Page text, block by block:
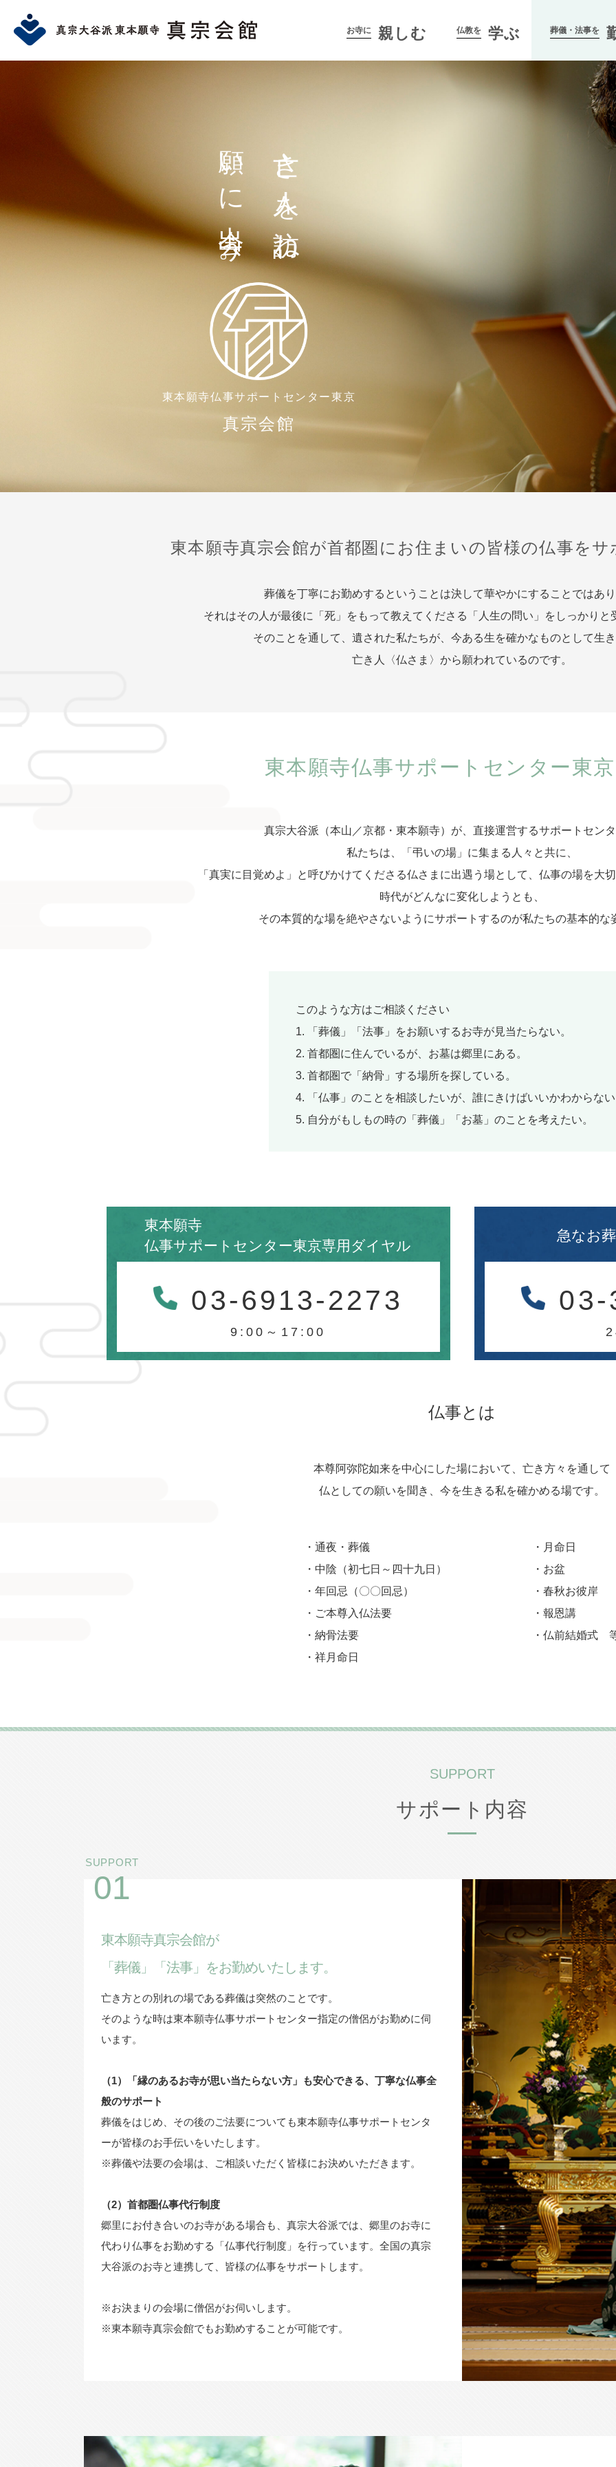
お寺に 親しむ 仏教を 学ぶ 葬儀・法事を
亡き人を訪ね、
願いに出会う。
東本願寺仏事サポートセンター東京
真宗会館
東本願寺真宗会館が首都圏に お住まいの皆様の仏事をサ
葬儀を丁寧にお勤めするということは決して華やかにすることではあ
それはその人が最後に「死」をもって教えてくださる「人生の問い」をしっかりと
そのことを通して、遺された私たちが、 今ある生を確かなものとして生
亡き人〈仏さま〉から願われているのです。
東本願寺仏事サポートセンター東
真宗大谷派（本山／京都・東本願寺）が、直接運営するサポートセン
私たちは、「弔いの場」に集まる人々と共に、
「真実に目覚めよ」と呼びかけてくださる仏さまに出遇う場として、仏事の場を大
時代がどんなに変化しようとも、
その本質的な場を絶やさないようにサポートするのが私たちの基本的な
このような方はご相談ください
1. 「葬儀」「法事」をお願いするお寺が見当たらない。
2. 首都圏に住んでいるが、お墓は郷里にある。
3. 首都圏で「納骨」する場所を探している。
4. 「仏事」のことを相談したいが、誰にきけばいいかわからな
5. 自分がもしもの時の「葬儀」「お墓」のことを考えたい。
東本願寺
仏事サポートセンター東京専用ダイヤル
03-6913-2273
9:00～17:00
急なお
03-
仏事とは
本尊阿弥陀如来を中心にした場において、亡き方々を通して
仏としての願いを聞き、今を生きる私を確かめる場です。
・通夜・葬儀
・中陰（初七日～四十九日）
・年回忌（〇〇回忌）
・ご本尊入仏法要
・納骨法要
・祥月命日
・月命日
・お盆
・春秋お彼岸
・報恩講
・仏前結婚式
SUPPORT
サポート内容
SUPPORT
01
東本願寺真宗会館が
「葬儀」「法事」をお勤めいたします。
亡き方との別れの場である葬儀は突然のことです。
そのような時は東本願寺仏事サポートセンター指定の僧侶がお勤めに伺
います。
（1）「縁のあるお寺が思い当たらない方」も安心できる、丁寧な仏事全
般のサポート
葬儀をはじめ、その後のご法要についても東本願寺仏事サポートセンタ
ーが皆様のお手伝いをいたします。
※葬儀や法要の会場は、ご相談いただく皆様にお決めいただきます。
（2）首都圏仏事代行制度
郷里にお付き合いのお寺がある場合も、真宗大谷派では、郷里のお寺に
代わり仏事をお勤めする「仏事代行制度」を行っています。全国の真宗
大谷派のお寺と連携して、皆様の仏事をサポートします。
※お決まりの会場に僧侶がお伺いします。
※東本願寺真宗会館でもお勤めすることが可能です。